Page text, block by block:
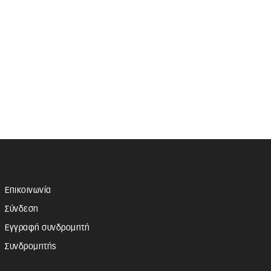
Επικοινωνία
Σύνδεση
Εγγραφή συνδρομητή
Συνδρομητής